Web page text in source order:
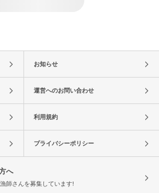
お知らせ
運営へのお問い合わせ
利用規約
プライバシーポリシー
へ
師さんを募集しています!